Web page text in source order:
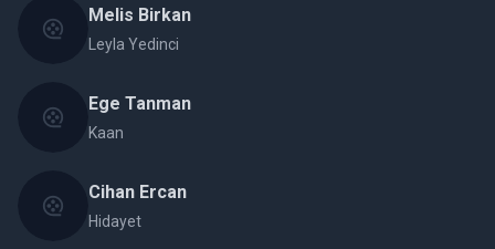
Melis Birkan
Leyla Yedinci
Ege Tanman
Kaan
Cihan Ercan
Hidayet